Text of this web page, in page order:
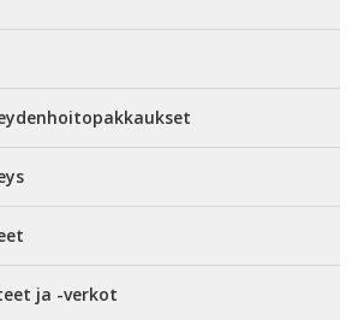
ja -verkot